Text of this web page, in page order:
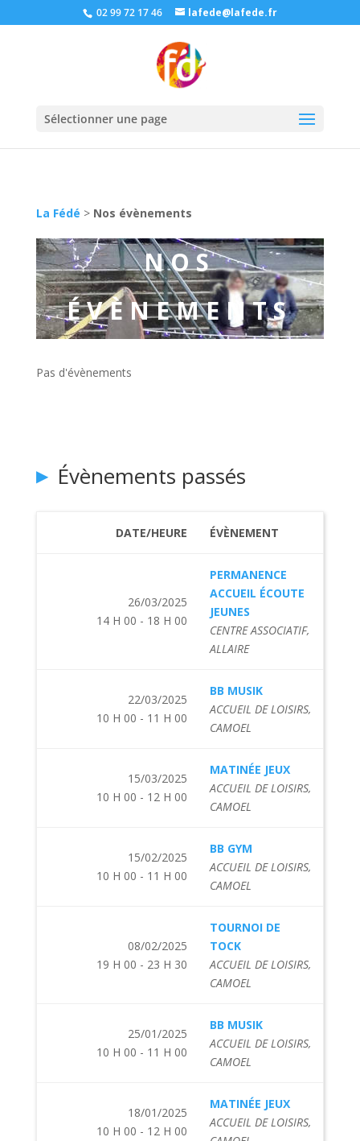
02 99 72 17 46 lafede@lafede.fr
Sélectionner une page
La Fédé > Nos évènements
NOS
ÉVÈNEMENTS
Pas d'évènements
Évènements passés
DATE/HEURE ÉVÈNEMENT
26/03/2025
14 H 00 - 18 H 00
PERMANENCE
ACCUEIL ÉCOUTE
JEUNES
CENTRE ASSOCIATIF,
ALLAIRE
22/03/2025
10 H 00 - 11 H 00
BB MUSIK
ACCUEIL DE LOISIRS,
CAMOEL
15/03/2025
10 H 00 - 12 H 00
MATINÉE JEUX
ACCUEIL DE LOISIRS,
CAMOEL
15/02/2025
10 H 00 - 11 H 00
BB GYM
ACCUEIL DE LOISIRS,
CAMOEL
08/02/2025
19 H 00 - 23 H 30
TOURNOI DE
TOCK
ACCUEIL DE LOISIRS,
CAMOEL
25/01/2025
10 H 00 - 11 H 00
BB MUSIK
ACCUEIL DE LOISIRS,
CAMOEL
18/01/2025
10 H 00 - 12 H 00
MATINÉE JEUX
ACCUEIL DE LOISIRS,